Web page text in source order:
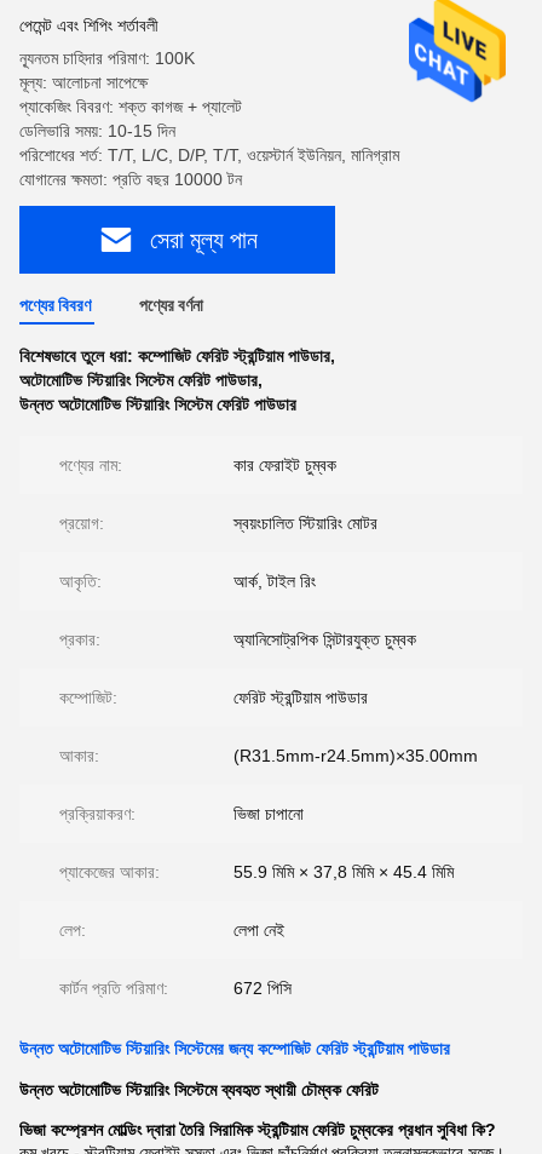
পেমেন্ট এবং শিপিং শর্তাবলী
ন্যূনতম চাহিদার পরিমাণ: 100K
মূল্য: আলোচনা সাপেক্ষে
প্যাকেজিং বিবরণ: শক্ত কাগজ + প্যালেট
ডেলিভারি সময়: 10-15 দিন
পরিশোধের শর্ত: T/T, L/C, D/P, T/T, ওয়েস্টার্ন ইউনিয়ন, মানিগ্রাম
যোগানের ক্ষমতা: প্রতি বছর 10000 টন
সেরা মূল্য পান
পণ্যের বিবরণ পণ্যের বর্ণনা
বিশেষভাবে তুলে ধরা: কম্পোজিট ফেরিট স্ট্রন্টিয়াম পাউডার,
অটোমোটিভ স্টিয়ারিং সিস্টেম ফেরিট পাউডার,
উন্নত অটোমোটিভ স্টিয়ারিং সিস্টেম ফেরিট পাউডার
পণ্যের নাম: কার ফেরাইট চুম্বক
প্রয়োগ: স্বয়ংচালিত স্টিয়ারিং মোটর
আকৃতি: আর্ক, টাইল রিং
প্রকার: অ্যানিসোট্রপিক সিন্টারযুক্ত চুম্বক
কম্পোজিট: ফেরিট স্ট্রন্টিয়াম পাউডার
আকার: (R31.5mm-r24.5mm)×35.00mm
প্রক্রিয়াকরণ: ভিজা চাপানো
প্যাকেজের আকার: 55.9 মিমি × 37,8 মিমি × 45.4 মিমি
লেপ: লেপা নেই
কার্টন প্রতি পরিমাণ: 672 পিসি
উন্নত অটোমোটিভ স্টিয়ারিং সিস্টেমের জন্য কম্পোজিট ফেরিট স্ট্রন্টিয়াম পাউডার
উন্নত অটোমোটিভ স্টিয়ারিং সিস্টেমে ব্যবহৃত স্থায়ী চৌম্বক ফেরিট
ভিজা কম্প্রেশন মোল্ডিং দ্বারা তৈরি সিরামিক স্ট্রন্টিয়াম ফেরিট চুম্বকের প্রধান সুবিধা কি?